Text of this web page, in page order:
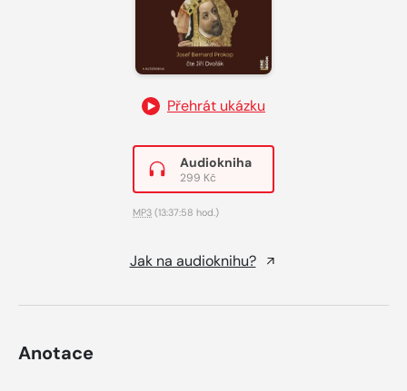
Přehrát ukázku
Audiokniha
299 Kč
MP3 (13:37:58 hod.)
Jak na audioknihu?
Anotace